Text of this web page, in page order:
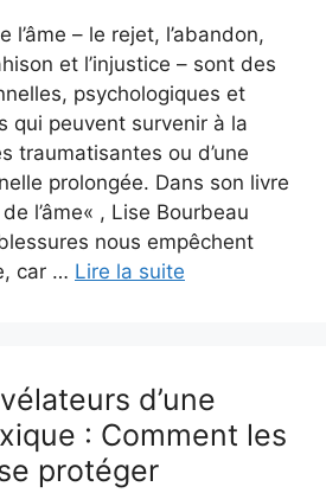
l’âme – le rejet, l’abandon,
et l’injustice – sont des
psychologiques et
qui peuvent survenir à la
traumatisantes ou d’une
prolongée. Dans son livre
l’âme« , Lise Bourbeau
nous empêchent
car … Lire la suite
d’une
: Comment les
protéger